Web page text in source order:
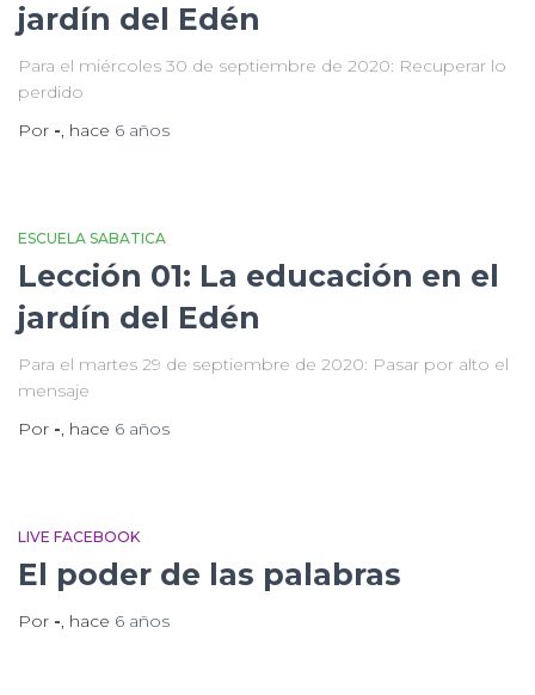
jardín del Edén
Para el miércoles 30 de septiembre de 2020: Recuperar lo
perdido
Por -, hace 6 años
ESCUELA SABATICA
Lección 01: La educación en el
jardín del Edén
Para el martes 29 de septiembre de 2020: Pasar por alto el
mensaje
Por -, hace 6 años
LIVE FACEBOOK
El poder de las palabras
Por -, hace 6 años